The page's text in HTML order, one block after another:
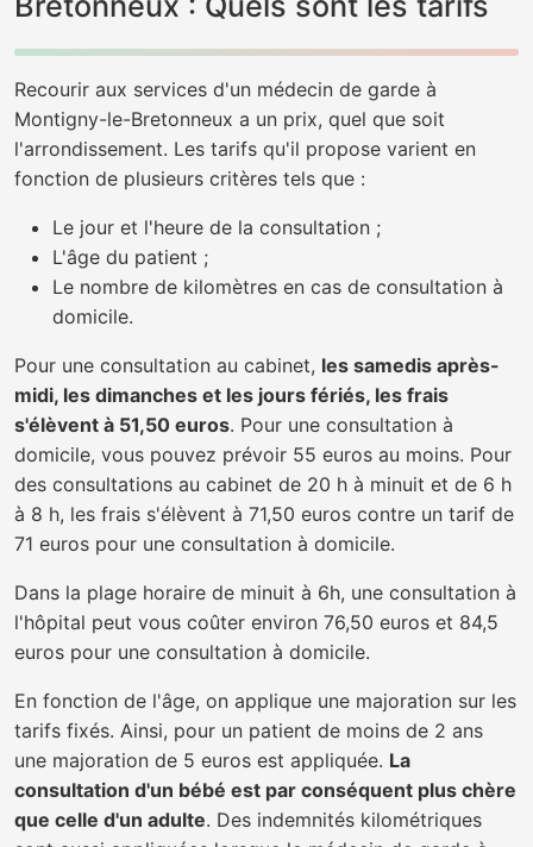
Recourir aux services d'un médecin de garde à
Montigny-le-Bretonneux a un prix, quel que soit
l'arrondissement. Les tarifs qu'il propose varient en
fonction de plusieurs critères tels que :
Le jour et l'heure de la consultation ;
L'âge du patient ;
Le nombre de kilomètres en cas de consultation à
domicile.
Pour une consultation au cabinet, les samedis après-
midi, les dimanches et les jours fériés, les frais
s'élèvent à 51,50 euros. Pour une consultation à
domicile, vous pouvez prévoir 55 euros au moins. Pour
des consultations au cabinet de 20 h à minuit et de 6 h
à 8 h, les frais s'élèvent à 71,50 euros contre un tarif de
71 euros pour une consultation à domicile.
Dans la plage horaire de minuit à 6h, une consultation à
l'hôpital peut vous coûter environ 76,50 euros et 84,5
euros pour une consultation à domicile.
En fonction de l'âge, on applique une majoration sur les
tarifs fixés. Ainsi, pour un patient de moins de 2 ans
une majoration de 5 euros est appliquée. La
consultation d'un bébé est par conséquent plus chère
que celle d'un adulte. Des indemnités kilométriques